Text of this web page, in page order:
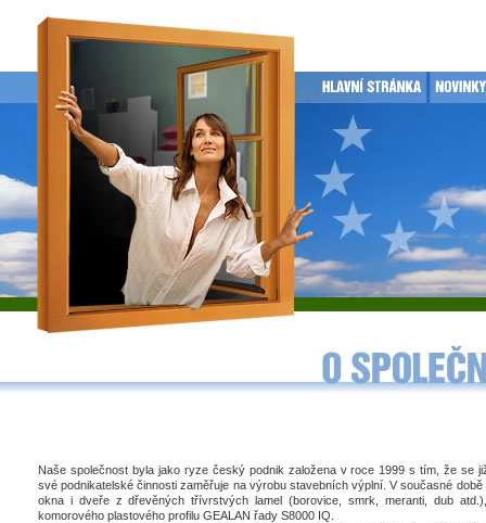
Naše společnost byla jako ryze český podnik založena v roce 1999 s tím, že se
své podnikatelské činnosti zaměřuje na výrobu stavebních výplní. V současné
okna i dveře z dřevěných třívrstvých lamel (borovice, smrk, meranti, dub
komorového plastového profilu GEALAN řady S8000 IQ.